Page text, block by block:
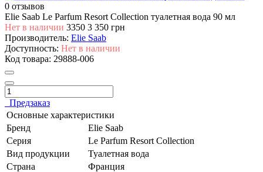
0 отзывов
Elie Saab Le Parfum Resort Collection туалетная вода 90 мл
Нет в наличии 3350 3 350 грн
Производитель: Elie Saab
Доступность: Нет в наличии
Код товара: 29888-006
Предзаказ
Основные характеристики
Бренд
Elie Saab
Серия
Le Parfum Resort Collection
Вид продукции
Туалетная вода
Страна
Франция